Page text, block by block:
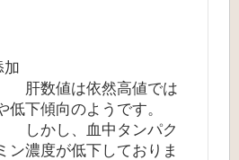
加
値は依然高値では
低下傾向のようです。
血中タンパク
ン濃度が低下しておりま